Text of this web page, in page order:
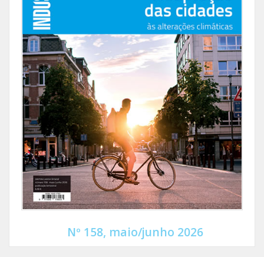
Nº 158, maio/junho 2026